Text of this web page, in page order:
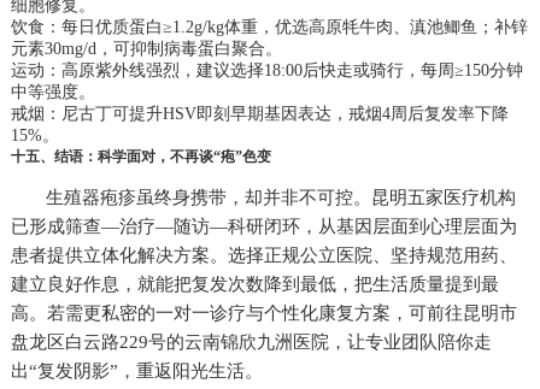
细胞修复。
饮食：每日优质蛋白≥1.2g/kg体重，优选高原牦牛肉、滇池鲫鱼；补锌
元素30mg/d，可抑制病毒蛋白聚合。
运动：高原紫外线强烈，建议选择18:00后快走或骑行，每周≥150分钟
中等强度。
戒烟：尼古丁可提升HSV即刻早期基因表达，戒烟4周后复发率下降
15%。
十五、结语：科学面对，不再谈“疱”色变
生殖器疱疹虽终身携带，却并非不可控。昆明五家医疗机构
已形成筛查—治疗—随访—科研闭环，从基因层面到心理层面为
患者提供立体化解决方案。选择正规公立医院、坚持规范用药、
建立良好作息，就能把复发次数降到最低，把生活质量提到最
高。若需更私密的一对一诊疗与个性化康复方案，可前往昆明市
盘龙区白云路229号的云南锦欣九洲医院，让专业团队陪你走
出“复发阴影”，重返阳光生活。